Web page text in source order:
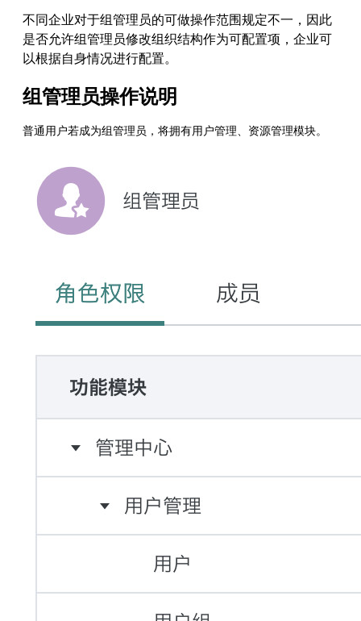
不同企业对于组管理员的可做操作范围规定不一，因此
是否允许组管理员修改组织结构作为可配置项，企业可
以根据自身情况进行配置。
组管理员操作说明
普通用户若成为组管理员，将拥有用户管理、资源管理模块。